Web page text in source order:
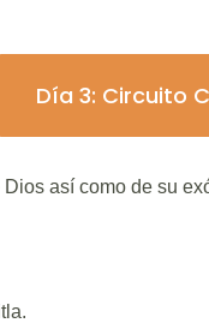
Día 3: Circuito
así como de su